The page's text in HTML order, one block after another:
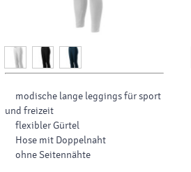
modische lange leggings für sport
und freizeit
flexibler Gürtel
Hose mit Doppelnaht
ohne Seitennähte